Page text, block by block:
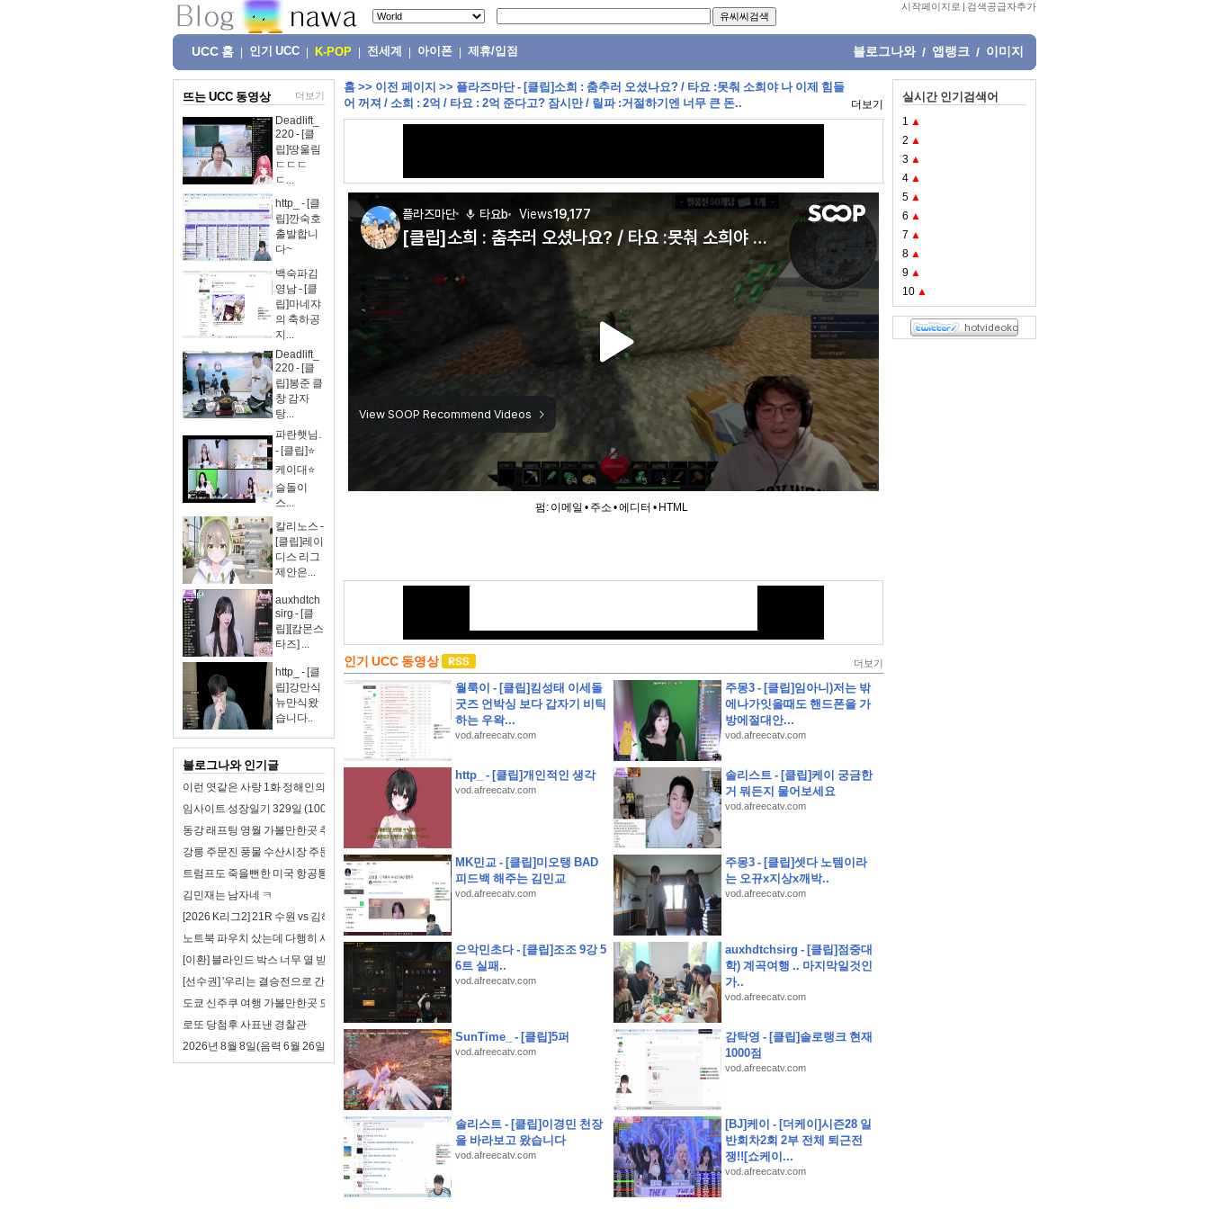
시작페이지로 | 검색공급자추가
UCC 홈 인기 UCC K-POP 전세계 아이폰 제휴/입점 블로그나와 / 앱랭크 / 이미지
뜨는 UCC 동영상 더보기
Deadlift_
220 - [클
립]땅울림
ㄷㄷㄷ
ㄷ...
http_ - [클
립]깐숙호
출발합니
다~
백숙파김
영남 - [클
립]마네쟈
의 축하공
지...
Deadlift_
220 - [클
립]봉준 클
창 감자
탕...
파란햇님.
- [클립]⭐
케이대⭐
슬돌이
스...
칼리노스 -
[클립]레이
디스 리그
제안은...
auxhdtch
sirg - [클
립][캄몬스
타즈] ...
http_ - [클
립]강만식
뉴만식왔
습니다..
블로그나와 인기글
이런 엿같은 사랑 1화 정해인의 첫사랑 맑눈광 하영 누구였냐고 나는?
임사이트 성장일기 329일 (100일 챌린지): 회사 서류 뭉치 잃어버림
동강 래프팅 영월 가볼만한곳 추천
강릉 주문진 풍물 수산시장 주문진항 정혁수산 대게 포장 택배
트럼프도 죽을뻔한 미국 항공통제 시스템
김민재는 남자네 ㅋ
[2026 K리그2] 21R 수원 vs 김해 풀 하이라이트
노트북 파우치 샀는데 다행히 사이즈가 맞음
[이환] 블라인드 박스 너무 열 받는다.
[선수권] '우리는 결승전으로 간다!' 고려대 여자축구부, 위덕대에 2-0 승리.
도쿄 신주쿠 여행 가볼만한곳 도쿄 스시 맛집 회전초밥 쿠라스시 예약
로또 당첨후 사표낸 경찰관
2026년 8월 8일(음력 6월 26일) 토요일 띠별 운세
홈 >> 이전 페이지 >> 플라즈마단 - [클립]소희 : 춤추러 오셨나요? / 타요 :못춰 소희야 나 이제 힘들
어 꺼져 / 소희 : 2억 / 타요 : 2억 준다고? 잠시만 / 릴파 :거절하기엔 너무 큰 돈..
더보기
펌: 이메일 • 주소 •에디터 • HTML
인기 UCC 동영상 더보기
월룩이 - [클립]킴성태 이세돌
굿즈 언박싱 보다 갑자기 비틱
하는 우왁...
vod.afreecatv.com
주몽3 - [클립]임아니)저는 밖
에나가잇을때도 핸드폰을 가
방에절대안...
vod.afreecatv.com
http_ - [클립]개인적인 생각
vod.afreecatv.com
솔리스트 - [클립]케이 궁금한
거 뭐든지 물어보세요
vod.afreecatv.com
MK민교 - [클립]미오탱 BAD
피드백 해주는 김민교
vod.afreecatv.com
주몽3 - [클립]셋다 노템이라
는 오뀨x지상x깨박..
vod.afreecatv.com
으악민초다 - [클립]조조 9강 5
6트 실패..
vod.afreecatv.com
auxhdtchsirg - [클립]점중대
학) 계곡여행 .. 마지막일것인
가..
vod.afreecatv.com
SunTime_ - [클립]5퍼
vod.afreecatv.com
감탁영 - [클립]솔로랭크 현재
1000점
vod.afreecatv.com
솔리스트 - [클립]이경민 천장
을 바라보고 왔습니다
vod.afreecatv.com
[BJ]케이 - [더케이]시즌28 일
반회차2회 2부 전체 퇴근전
쟁!![쇼케이...
vod.afreecatv.com
실시간 인기검색어
1 ▲
2 ▲
3 ▲
4 ▲
5 ▲
6 ▲
7 ▲
8 ▲
9 ▲
10 ▲